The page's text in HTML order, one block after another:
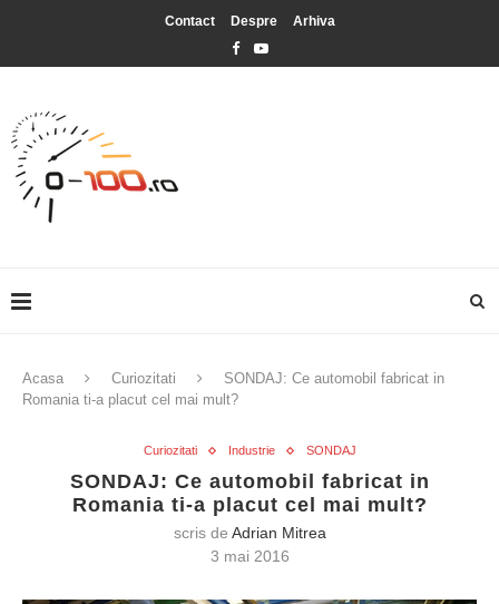
Contact Despre Arhiva
Acasa Curiozitati
SONDAJ: Ce automobil fabricat in
Romania ti-a placut cel mai mult?
Curiozitati Industrie SONDAJ
SONDAJ: Ce automobil fabricat in
Romania ti-a placut cel mai mult?
scris de Adrian Mitrea
3 mai 2016